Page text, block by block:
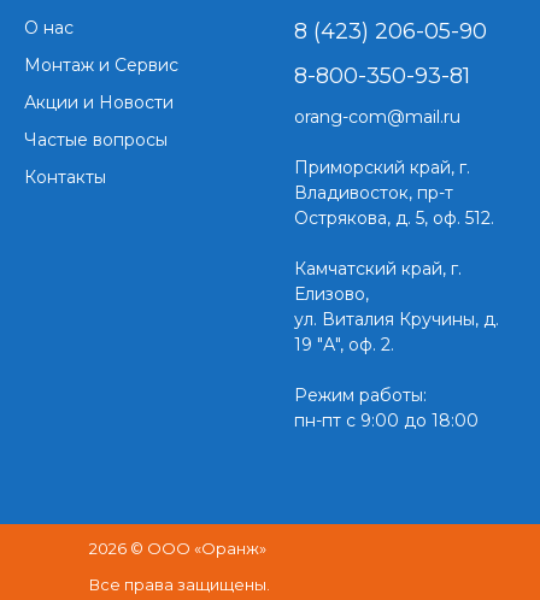
О нас
Монтаж и Сервис
Акции и Новости
Частые вопросы
Контакты
8 (423) 206-05-90
8-800-350-93-81
orang-com@mail.ru
Приморский край, г.
Владивосток, пр-т
Острякова, д. 5, оф. 512.
Камчатский край, г.
Елизово,
ул. Виталия Кручины, д.
19 "А", оф. 2.
Режим работы:
пн-пт с 9:00 до 18:00
2026 © ООО «Оранж»
Все права защищены.